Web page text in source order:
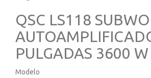
QSC LS118
PULGADAS 3600 W
Modelo